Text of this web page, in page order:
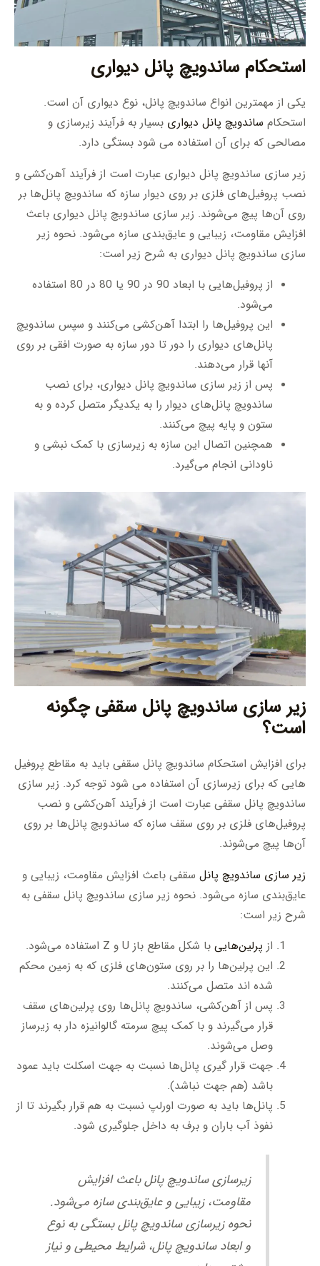
استحکام ساندویچ پانل دیواری
یکی از مهمترین انواع ساندویچ پانل، نوع دیواری آن است.
استحکام ساندویچ پانل دیواری بسیار به فرآیند زیرسازی و
مصالحی که برای آن استفاده می شود بستگی دارد.
زیر سازی ساندویچ پانل دیواری عبارت است از فرآیند آهن‌کشی و
نصب پروفیل‌های فلزی بر روی دیوار سازه که ساندویچ پانل‌ها بر
روی آن‌ها پیچ می‌شوند. زیر سازی ساندویچ پانل دیواری باعث
افزایش مقاومت، زیبایی و عایق‌بندی سازه می‌شود. نحوه زیر
سازی ساندویچ پانل دیواری به شرح زیر است:
از پروفیل‌هایی با ابعاد 90 در 90 یا 80 در 80 استفاده
می‌شود.
این پروفیل‌ها را ابتدا آهن‌کشی می‌کنند و سپس ساندویچ
پانل‌های دیواری را دور تا دور سازه به صورت افقی بر روی
آنها قرار می‌دهند.
پس از زیر سازی ساندویچ پانل دیواری، برای نصب
ساندویچ پانل‌های دیوار را به یکدیگر متصل کرده و به
ستون و پایه پیچ می‌کنند.
همچنین اتصال این سازه به زیرسازی با کمک نبشی و
ناودانی انجام می‌گیرد.
زیر سازی ساندویچ پانل سقفی چگونه
است؟
برای افزایش استحکام ساندویچ پانل سقفی باید به مقاطع پروفیل
هایی که برای زیرسازی آن استفاده می شود توجه کرد. زیر سازی
ساندویچ پانل سقفی عبارت است از فرآیند آهن‌کشی و نصب
پروفیل‌های فلزی بر روی سقف سازه که ساندویچ پانل‌ها بر روی
آن‌ها پیچ می‌شوند.
زیر سازی ساندویچ پانل سقفی باعث افزایش مقاومت، زیبایی و
عایق‌بندی سازه می‌شود. نحوه زیر سازی ساندویچ پانل سقفی به
شرح زیر است:
از پرلین‌هایی با شکل مقاطع باز U و Z استفاده می‌شود.
این پرلین‌ها را بر روی ستون‌های فلزی که به زمین محکم
شده اند متصل می‌کنند.
پس از آهن‌کشی، ساندویچ پانل‌ها روی پرلین‌های سقف
قرار می‌گیرند و با کمک پیچ سرمته گالوانیزه دار به زیرساز
وصل می‌شوند.
جهت قرار گیری پانل‌ها نسبت به جهت اسکلت باید عمود
باشد (هم جهت نباشد).
پانل‌ها باید به صورت اورلپ نسبت به هم قرار بگیرند تا از
نفوذ آب باران و برف به داخل جلوگیری شود.
زیرسازی ساندویچ پانل باعث افزایش
مقاومت، زیبایی و عایق‌بندی سازه می‌شود.
نحوه زیرسازی ساندویچ پانل بستگی به نوع
و ابعاد ساندویچ پانل، شرایط محیطی و نیاز